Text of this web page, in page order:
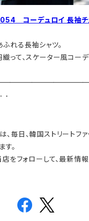
コーデュロイ 長袖チ
ふれる長袖シャツ。
って、スケーター風コーデ
、毎日、韓国ストリートファ
す。
をフォローして、最新情